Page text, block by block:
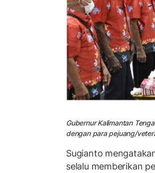
Gubernur Kalimantan
dengan para pejuang/
Sugianto
selalu memberikan